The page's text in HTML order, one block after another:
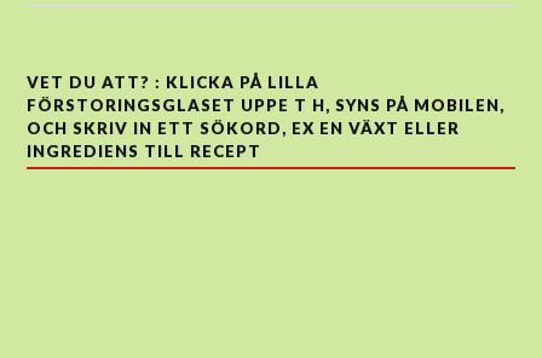
VET DU ATT? : KLICKA PÅ LILLA
FÖRSTORINGSGLASET UPPE T H, SYNS PÅ MOBILEN,
OCH SKRIV IN ETT SÖKORD, EX EN VÄXT ELLER
INGREDIENS TILL RECEPT